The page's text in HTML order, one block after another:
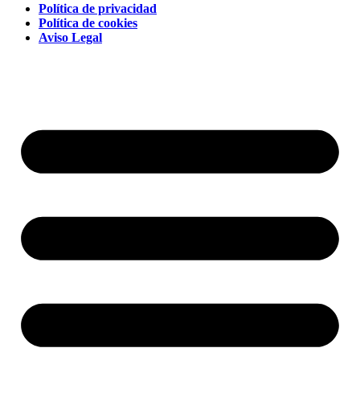
Política de privacidad
Política de cookies
Aviso Legal